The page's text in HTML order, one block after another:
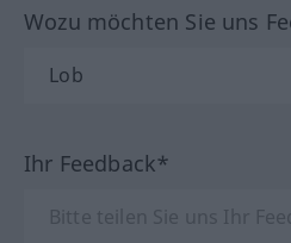
Wozu möchten Sie uns
Ihr Feedback*